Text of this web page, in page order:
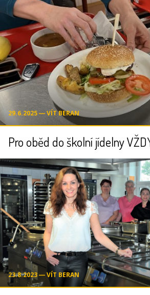
29.6.2025 ― VÍT BERAN
23.8.2023 ― VÍT BERAN